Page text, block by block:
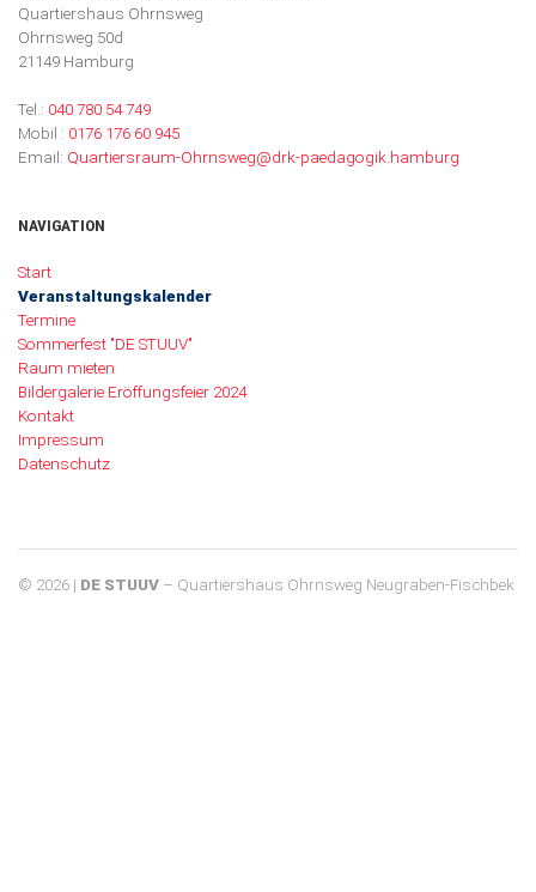
Quartiershaus Ohrnsweg
Ohrnsweg 50d
21149 Hamburg
Tel.: 040 780 54 749
Mobil : 0176 176 60 945
Email: Quartiersraum-Ohrnsweg@drk-paedagogik.hamburg
NAVIGATION
Navigation überspringen
Start
Veranstaltungskalender
Termine
Sommerfest "DE STUUV"
Raum mieten
Bildergalerie Eröffungsfeier 2024
Kontakt
Impressum
Datenschutz
© 2026 | DE STUUV – Quartiershaus Ohrnsweg Neugraben-Fischbek